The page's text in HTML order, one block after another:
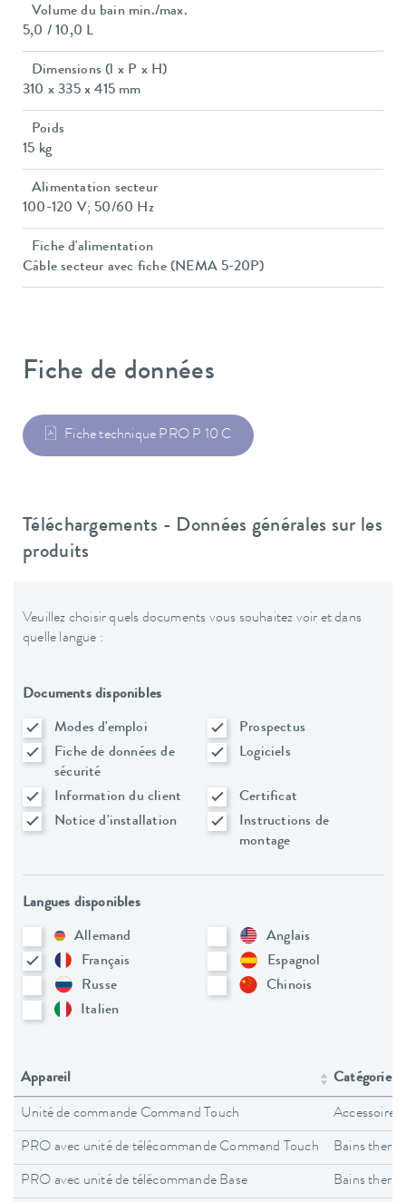
Volume du bain min./max.
5,0 / 10,0 L
Dimensions (l x P x H)
310 x 335 x 415 mm
Poids
15 kg
Alimentation secteur
100-120 V; 50/60 Hz
Fiche d'alimentation
Câble secteur avec fiche (NEMA 5-20P)
Fiche de données
Fiche technique PRO P 10 C
Téléchargements - Données générales sur les
produits
Veuillez choisir quels documents vous souhaitez voir et dans
quelle langue :
Documents disponibles
Modes d'emploi
Prospectus
Fiche de données de
sécurité
Logiciels
Information du client
Certificat
Notice d'installation
Instructions de
montage
Langues disponibles
Allemand
Anglais
Français
Espagnol
Russe
Chinois
Italien
Appareil Catégories
Unité de commande Command Touch Accessoires
PRO avec unité de télécommande Command Touch Bains
PRO avec unité de télécommande Base Bains